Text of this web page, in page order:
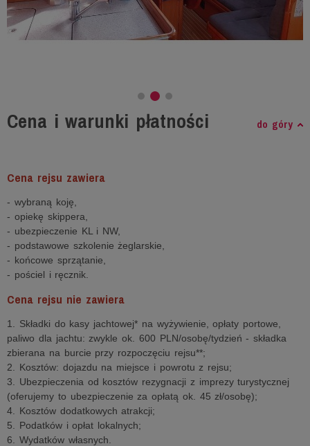
Cena i warunki płatności do góry
Cena rejsu zawiera
- wybraną koję,
- opiekę skippera,
- ubezpieczenie KL i NW,
- podstawowe szkolenie żeglarskie,
- końcowe sprzątanie,
- pościel i ręcznik.
Cena rejsu nie zawiera
1. Składki do kasy jachtowej* na wyżywienie, opłaty portowe,
paliwo dla jachtu: zwykle ok. 600 PLN/osobę/tydzień - składka
zbierana na burcie przy rozpoczęciu rejsu**;
2. Kosztów: dojazdu na miejsce i powrotu z rejsu;
3. Ubezpieczenia od kosztów rezygnacji z imprezy turystycznej
(oferujemy to ubezpieczenie za opłatą ok. 45 zł/osobę);
4. Kosztów dodatkowych atrakcji;
5. Podatków i opłat lokalnych;
6. Wydatków własnych.